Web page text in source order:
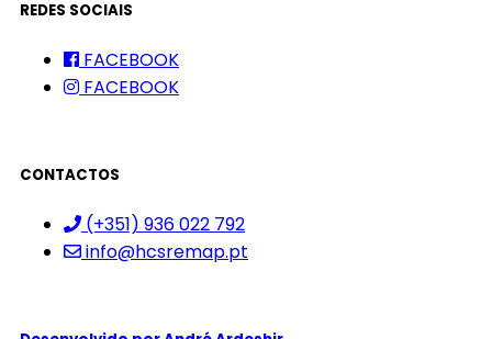
REDES SOCIAIS
FACEBOOK
FACEBOOK
CONTACTOS
(+351) 936 022 792
info@hcsremap.pt